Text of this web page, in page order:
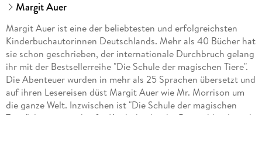
Margit Auer
Margit Auer ist eine der beliebtesten und erfolgreichsten
Kinderbuchautorinnen Deutschlands. Mehr als 40 Bücher hat
sie schon geschrieben, der internationale Durchbruch gelang
ihr mit der Bestsellerreihe "Die Schule der magischen Tiere".
Die Abenteuer wurden in mehr als 25 Sprachen übersetzt und
auf ihren Lesereisen düst Margit Auer wie Mr. Morrison um
die ganze Welt. Inzwischen ist "Die Schule der magischen
Tiere" die meistverkaufte Kinderbuchreihe Deutschlands und